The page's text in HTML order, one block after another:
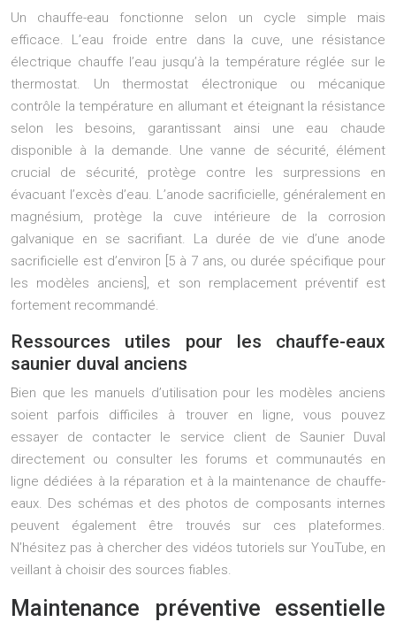
Un chauffe-eau fonctionne selon un cycle simple mais
efficace. L’eau froide entre dans la cuve, une résistance
électrique chauffe l’eau jusqu’à la température réglée sur le
thermostat. Un thermostat électronique ou mécanique
contrôle la température en allumant et éteignant la résistance
selon les besoins, garantissant ainsi une eau chaude
disponible à la demande. Une vanne de sécurité, élément
crucial de sécurité, protège contre les surpressions en
évacuant l’excès d’eau. L’anode sacrificielle, généralement en
magnésium, protège la cuve intérieure de la corrosion
galvanique en se sacrifiant. La durée de vie d’une anode
sacrificielle est d’environ [5 à 7 ans, ou durée spécifique pour
les modèles anciens], et son remplacement préventif est
fortement recommandé.
Ressources utiles pour les chauffe-eaux
saunier duval anciens
Bien que les manuels d’utilisation pour les modèles anciens
soient parfois difficiles à trouver en ligne, vous pouvez
essayer de contacter le service client de Saunier Duval
directement ou consulter les forums et communautés en
ligne dédiées à la réparation et à la maintenance de chauffe-
eaux. Des schémas et des photos de composants internes
peuvent également être trouvés sur ces plateformes.
N’hésitez pas à chercher des vidéos tutoriels sur YouTube, en
veillant à choisir des sources fiables.
Maintenance préventive essentielle